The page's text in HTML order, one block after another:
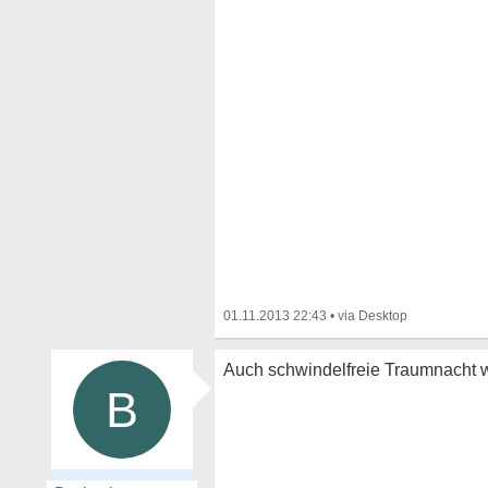
01.11.2013 22:43 •
B
Auch schwindelfreie Traumnacht